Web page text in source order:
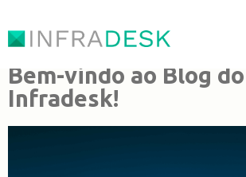
Bem-vindo ao Blog do
Infradesk!